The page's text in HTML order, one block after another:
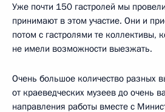
Уже почти 150 гастролей мы
принимают в этом участие. Они и
потом с гастролями те коллективы,
не имели возможности выезжать.
Очень большое количество разных
от краеведческих музеев до очень
направления работы вместе с